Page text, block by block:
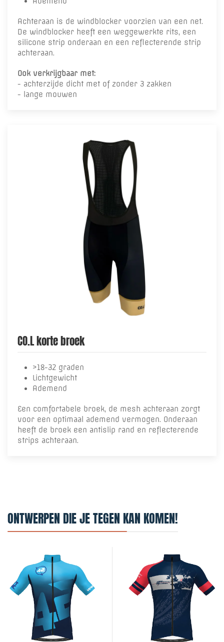
Achteraan is de windblocker voorzien van een net.
De windblocker heeft een weggewerkte rits, een
silicone strip onderaan en een reflecterende strip
achteraan.
Ook verkrijgbaar met:
- achterzijde dicht met of zonder 3 zakken
- lange mouwen
CO.L korte broek
>18-32 graden
Lichtgewicht
Ademend
Een comfortabele broek, de mesh achteraan zorgt
voor een optimaal ademend vermogen. Onderaan
heeft de broek een antislip rand en reflecterende
strips achteraan.
ONTWERPEN DIE JE TEGEN KAN KOMEN!